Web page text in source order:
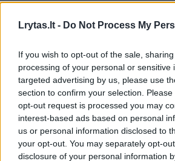
Lrytas.lt - Do Not Process My
If you wish to opt-out of the sale,
processing of your personal or sensitive
targeted advertising by us, please use
section to confirm your selection.
opt-out request is processed you may
interest-based ads based on personal
us or personal information disclosed to
your opt-out. You may separately opt-
disclosure of your personal information
Laidos | ELTA savaitė
Visi įrašai
Žiūrimiausi